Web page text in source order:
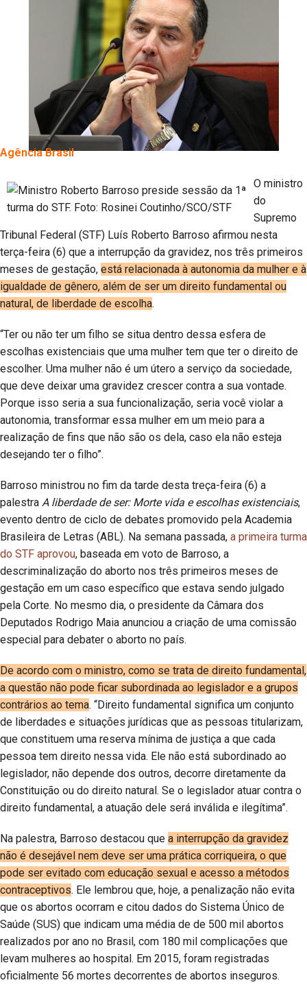
Agência Brasil
O ministro
do
Supremo
Tribunal Federal (STF) Luís Roberto Barroso afirmou nesta
terça-feira (6) que a interrupção da gravidez, nos três primeiros
meses de gestação, está relacionada à autonomia da mulher e à
igualdade de gênero, além de ser um direito fundamental ou
natural, de liberdade de escolha.
“Ter ou não ter um filho se situa dentro dessa esfera de
escolhas existenciais que uma mulher tem que ter o direito de
escolher. Uma mulher não é um útero a serviço da sociedade,
que deve deixar uma gravidez crescer contra a sua vontade.
Porque isso seria a sua funcionalização, seria você violar a
autonomia, transformar essa mulher em um meio para a
realização de fins que não são os dela, caso ela não esteja
desejando ter o filho”.
Barroso ministrou no fim da tarde desta treça-feira (6) a
palestra A liberdade de ser: Morte vida e escolhas existenciais,
evento dentro de ciclo de debates promovido pela Academia
Brasileira de Letras (ABL). Na semana passada, a primeira turma
do STF aprovou, baseada em voto de Barroso, a
descriminalização do aborto nos três primeiros meses de
gestação em um caso específico que estava sendo julgado
pela Corte. No mesmo dia, o presidente da Câmara dos
Deputados Rodrigo Maia anunciou a criação de uma comissão
especial para debater o aborto no país.
De acordo com o ministro, como se trata de direito fundamental,
a questão não pode ficar subordinada ao legislador e a grupos
contrários ao tema. “Direito fundamental significa um conjunto
de liberdades e situações jurídicas que as pessoas titularizam,
que constituem uma reserva mínima de justiça a que cada
pessoa tem direito nessa vida. Ele não está subordinado ao
legislador, não depende dos outros, decorre diretamente da
Constituição ou do direito natural. Se o legislador atuar contra o
direito fundamental, a atuação dele será inválida e ilegítima”.
Na palestra, Barroso destacou que a interrupção da gravidez
não é desejável nem deve ser uma prática corriqueira, o que
pode ser evitado com educação sexual e acesso a métodos
contraceptivos. Ele lembrou que, hoje, a penalização não evita
que os abortos ocorram e citou dados do Sistema Único de
Saúde (SUS) que indicam uma média de de 500 mil abortos
realizados por ano no Brasil, com 180 mil complicações que
levam mulheres ao hospital. Em 2015, foram registradas
oficialmente 56 mortes decorrentes de abortos inseguros.